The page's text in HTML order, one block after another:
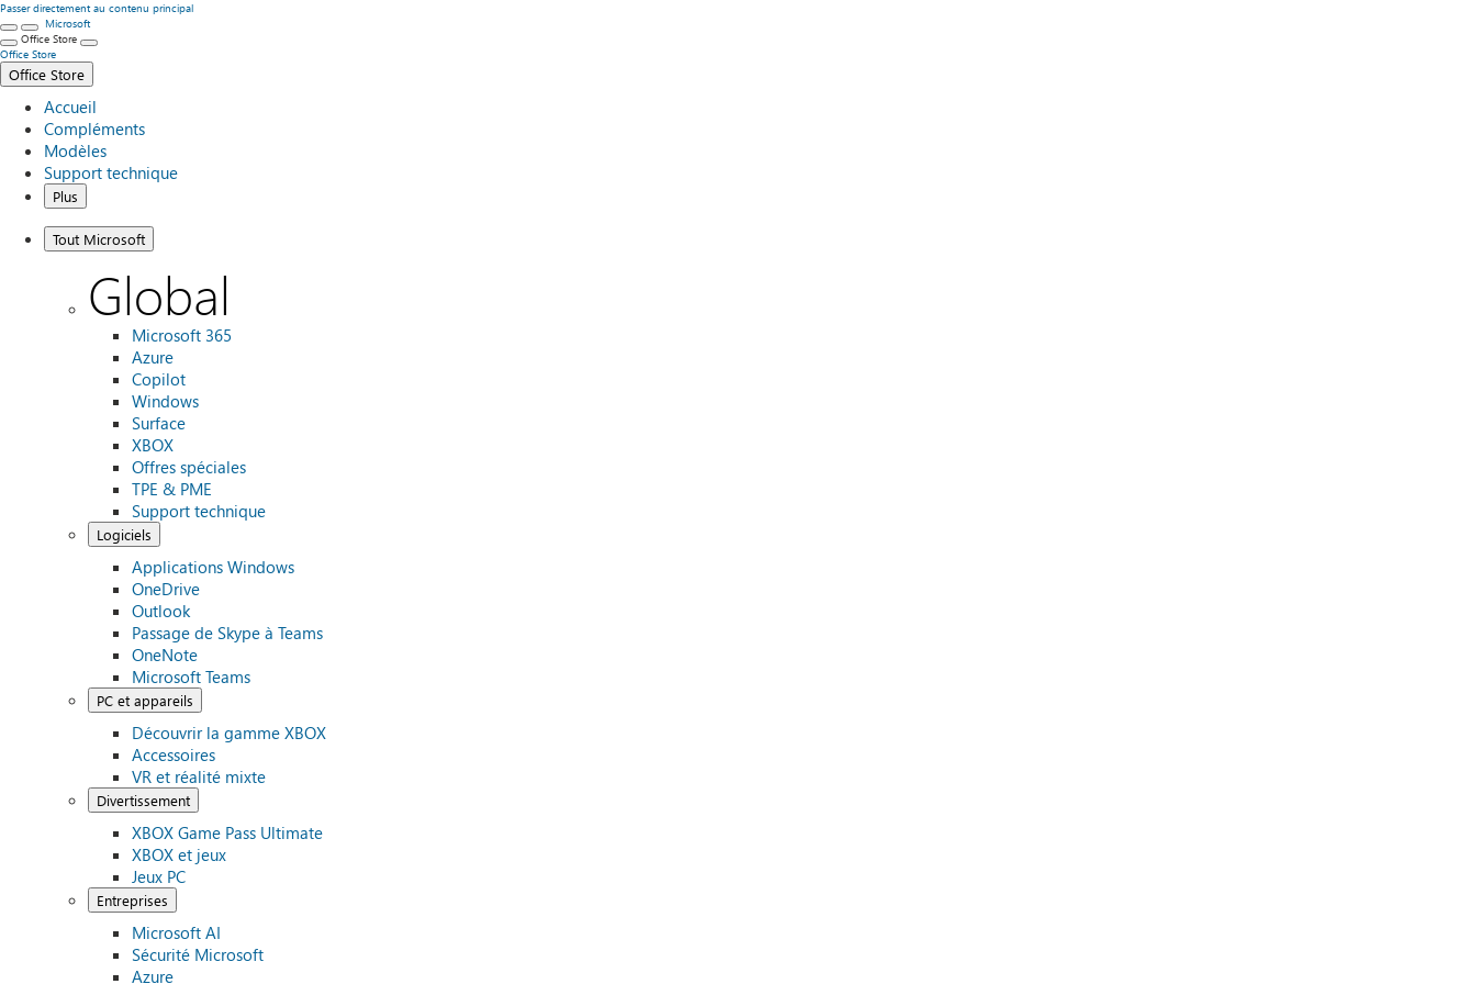
Passer directement au contenu principal
Microsoft
Office Store
Office Store
Office Store
Accueil
Compléments
Modèles
Support technique
Plus
Tout Microsoft
Global
Microsoft 365
Azure
Copilot
Windows
Surface
XBOX
Offres spéciales
TPE & PME
Support technique
Logiciels
Applications Windows
OneDrive
Outlook
Passage de Skype à Teams
OneNote
Microsoft Teams
PC et appareils
Découvrir la gamme XBOX
Accessoires
VR et réalité mixte
Divertissement
XBOX Game Pass Ultimate
XBOX et jeux
Jeux PC
Entreprises
Microsoft AI
Sécurité Microsoft
Azure